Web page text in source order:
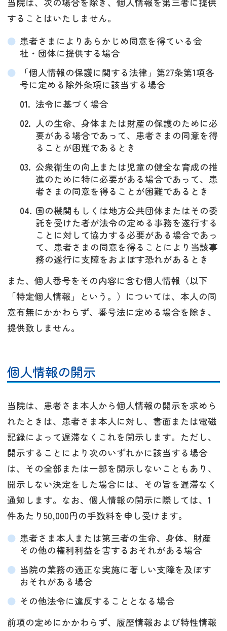
することはいたしません。
患者さまによりあらかじめ同意を得ている会
社・団体に提供する場合
「個人情報の保護に関する法律」第27条第1項各
号に定める除外条項に該当する場合
法令に基づく場合
人の生命、身体または財産の保護のために必
要がある場合であって、患者さまの同意を得
ることが困難であるとき
公衆衛生の向上または児童の健全な育成の推
進のために特に必要がある場合であって、患
者さまの同意を得ることが困難であるとき
国の機関もしくは地方公共団体またはその委
託を受けた者が法令の定める事務を遂行する
ことに対して協力する必要がある場合であっ
て、患者さまの同意を得ることにより当該事
務の遂行に支障をおよぼす恐れがあるとき
また、個人番号をその内容に含む個人情報（以下
「特定個人情報」という。）については、本人の同
意有無にかかわらず、番号法に定める場合を除き、
提供致しません。
個人情報の開示
当院は、患者さま本人から個人情報の開示を求めら
れたときは、患者さま本人に対し、書面または電磁
記録によって遅滞なくこれを開示します。ただし、
開示することにより次のいずれかに該当する場合
は、その全部または一部を開示しないこともあり、
開示しない決定をした場合には、その旨を遅滞なく
通知します。なお、個人情報の開示に際しては、1
件あたり50,000円の手数料を申し受けます。
患者さま本人または第三者の生命、身体、財産
その他の権利利益を害するおそれがある場合
当院の業務の適正な実施に著しい支障を及ぼす
おそれがある場合
その他法令に違反することとなる場合
前項の定めにかかわらず、履歴情報および特性情報